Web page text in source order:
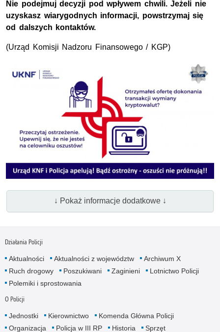
Nie podejmuj decyzji pod wpływem chwili. Jeżeli nie
uzyskasz wiarygodnych informacji, powstrzymaj się
od dalszych kontaktów.
(Urząd Komisji Nadzoru Finansowego / KGP)
↓ Pokaż informacje dodatkowe ↓
Działania Policji
Aktualności Aktualności z województw
Archiwum X
Ruch drogowy
Poszukiwani Zaginieni
Lotnictwo Policji
Polemiki i sprostowania
O Policji
Jednostki Kierownictwo
Komenda Główna Policji
Organizacja
Policja w III RP Historia
Sprzęt